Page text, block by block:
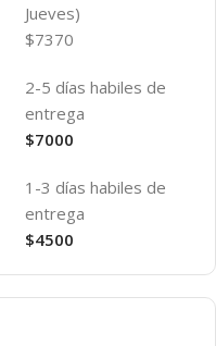
Jueves)
$7370
2-5 días habiles de
entrega
$7000
1-3 días habiles de
entrega
$4500